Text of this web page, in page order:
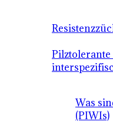
Pilztolerante
Was
(PIWIs)